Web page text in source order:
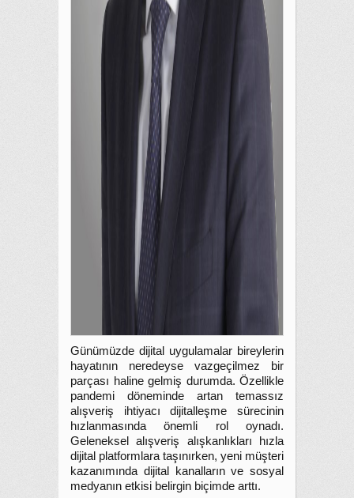
Günümüzde dijital uygulamalar bireylerin
hayatının neredeyse vazgeçilmez bir
parçası haline gelmiş durumda. Özellikle
pandemi döneminde artan temassız
alışveriş ihtiyacı dijitalleşme sürecinin
hızlanmasında önemli rol oynadı.
Geleneksel alışveriş alışkanlıkları hızla
dijital platformlara taşınırken, yeni müşteri
kazanımında dijital kanalların ve sosyal
medyanın etkisi belirgin biçimde arttı.